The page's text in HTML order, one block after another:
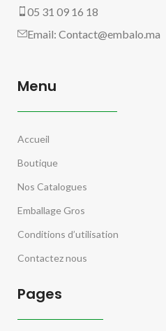
05 31 09 16 18
Email:Contact@embalo.ma
Menu
Accueil
Boutique
Nos Catalogues
Emballage Gros
Conditions d’utilisation
Contactez nous
Pages